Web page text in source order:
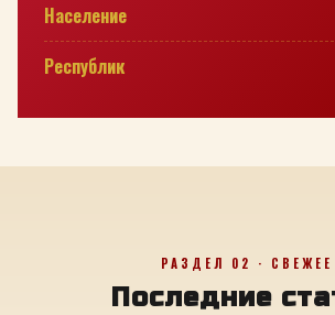
Население
Республик
РАЗДЕЛ 02 · СВЕЖЕЕ
Последние